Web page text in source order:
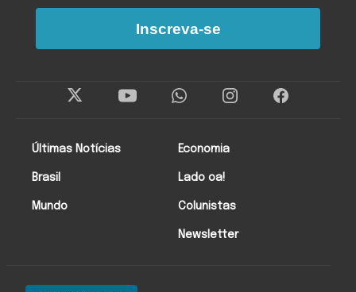
Últimas Notícias
Brasil
Mundo
Economia
Lado oa!
Colunistas
Newsletter
Inscreva-se